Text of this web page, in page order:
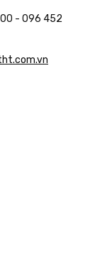
- 096 452